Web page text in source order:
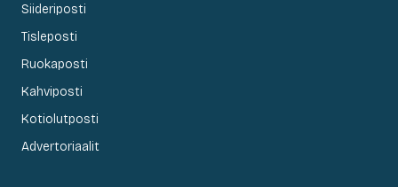
Siideriposti
Tisleposti
Ruokaposti
Kahviposti
Kotiolutposti
Advertoriaalit